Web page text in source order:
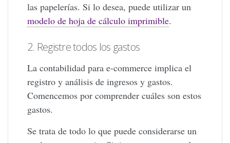
las papelerías. Si lo desea, puede utilizar un
modelo de hoja de cálculo imprimible.
2. Registre todos los gastos
La contabilidad para e-commerce implica el
registro y análisis de ingresos y gastos.
Comencemos por comprender cuáles son estos
gastos.
Se trata de todo lo que puede considerarse un